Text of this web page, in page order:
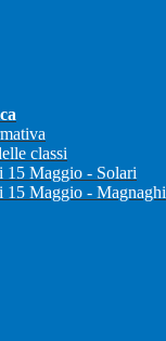
classi
15 Maggio - Solari
15 Maggio - Magnaghi